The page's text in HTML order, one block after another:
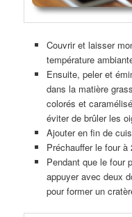
Couvrir et laisser
température
Ensuite, peler et
dans la matière
colorés et
éviter de brûler les
Ajouter en fin de
Préchauffer le four à
Pendant que le four
appuyer avec deux
pour former un